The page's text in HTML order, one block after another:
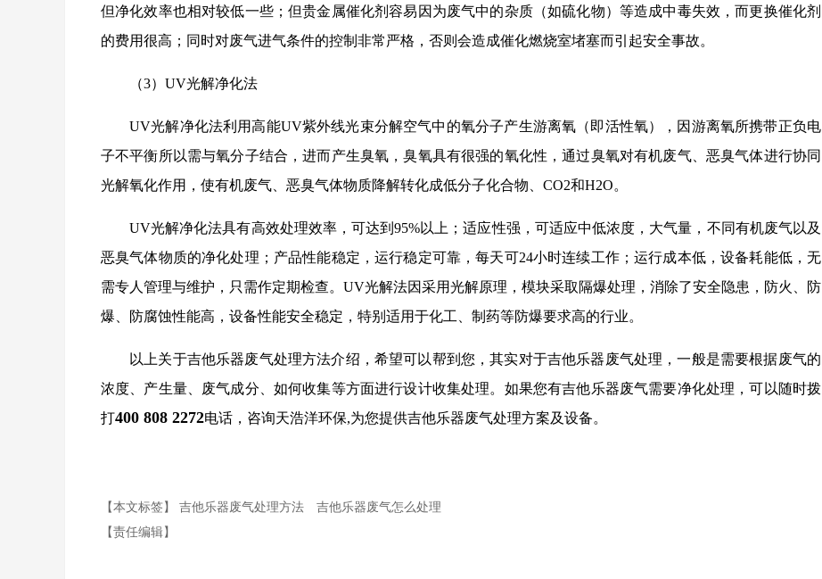
但净化效率也相对较低一些；但贵金属催化剂容易因为废气中的杂质（如硫化物）等造成中毒失效，而更换催化剂
的费用很高；同时对废气进气条件的控制非常严格，否则会造成催化燃烧室堵塞而引起安全事故。
（3）UV光解净化法
UV光解净化法利用高能UV紫外线光束分解空气中的氧分子产生游离氧（即活性氧），因游离氧所携带正负电
子不平衡所以需与氧分子结合，进而产生臭氧，臭氧具有很强的氧化性，通过臭氧对有机废气、恶臭气体进行协同
光解氧化作用，使有机废气、恶臭气体物质降解转化成低分子化合物、CO2和H2O。
UV光解净化法具有高效处理效率，可达到95%以上；适应性强，可适应中低浓度，大气量，不同有机废气以及
恶臭气体物质的净化处理；产品性能稳定，运行稳定可靠，每天可24小时连续工作；运行成本低，设备耗能低，无
需专人管理与维护，只需作定期检查。UV光解法因采用光解原理，模块采取隔爆处理，消除了安全隐患，防火、防
爆、防腐蚀性能高，设备性能安全稳定，特别适用于化工、制药等防爆要求高的行业。
以上关于吉他乐器废气处理方法介绍，希望可以帮到您，其实对于吉他乐器废气处理，一般是需要根据废气的
浓度、产生量、废气成分、如何收集等方面进行设计收集处理。如果您有吉他乐器废气需要净化处理，可以随时拨
打400 808 2272电话，咨询天浩洋环保,为您提供吉他乐器废气处理方案及设备。
【本文标签】 吉他乐器废气处理方法
吉他乐器废气怎么处理
【责任编辑】